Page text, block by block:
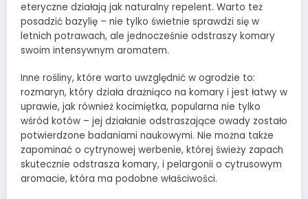
eteryczne działają jak naturalny repelent. Warto też
posadzić bazylię – nie tylko świetnie sprawdzi się w
letnich potrawach, ale jednocześnie odstraszy komary
swoim intensywnym aromatem.
Inne rośliny, które warto uwzględnić w ogrodzie to:
rozmaryn, który działa drażniąco na komary i jest łatwy w
uprawie, jak również kocimiętka, popularna nie tylko
wśród kotów – jej działanie odstraszające owady zostało
potwierdzone badaniami naukowymi. Nie można także
zapominać o cytrynowej werbenie, której świeży zapach
skutecznie odstrasza komary, i pelargonii o cytrusowym
aromacie, która ma podobne właściwości.